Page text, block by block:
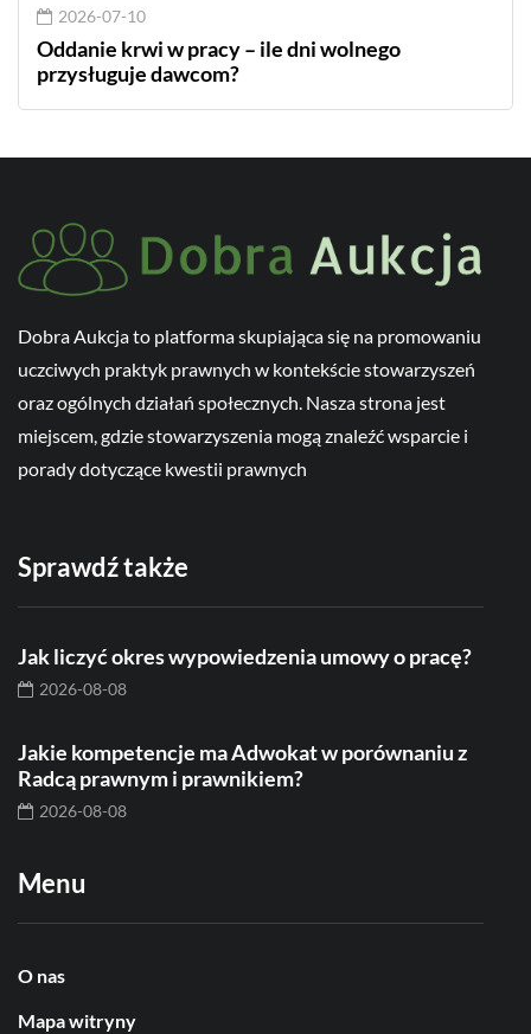
2026-07-10
Oddanie krwi w pracy – ile dni wolnego
przysługuje dawcom?
Dobra Aukcja to platforma skupiająca się na promowaniu
uczciwych praktyk prawnych w kontekście stowarzyszeń
oraz ogólnych działań społecznych. Nasza strona jest
miejscem, gdzie stowarzyszenia mogą znaleźć wsparcie i
porady dotyczące kwestii prawnych
Sprawdź także
Jak liczyć okres wypowiedzenia umowy o pracę?
2026-08-08
Jakie kompetencje ma Adwokat w porównaniu z
Radcą prawnym i prawnikiem?
2026-08-08
Menu
O nas
Mapa witryny